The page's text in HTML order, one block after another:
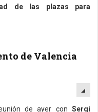
de las plazas para
de Valencia
de ayer con Sergi